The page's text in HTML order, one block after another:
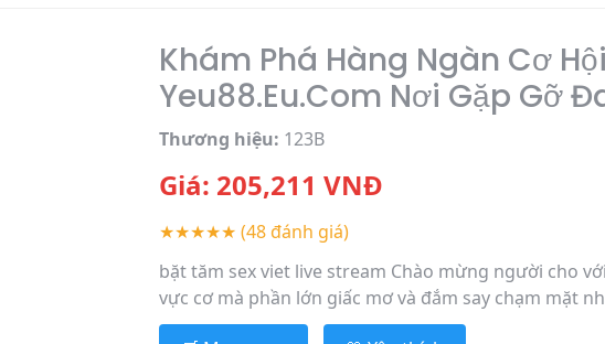
Khám Phá Hàng Ngàn Cơ
Yeu88.Eu.Com Nơi Gặp Gỡ
Thương hiệu: 123B
Giá: 205,211 VNĐ
★★★★★ (48 đánh giá)
bặt tăm sex viet live stream Chào mừng người cho
vực cơ mà phần lớn giấc mơ và đắm say chạm mặt